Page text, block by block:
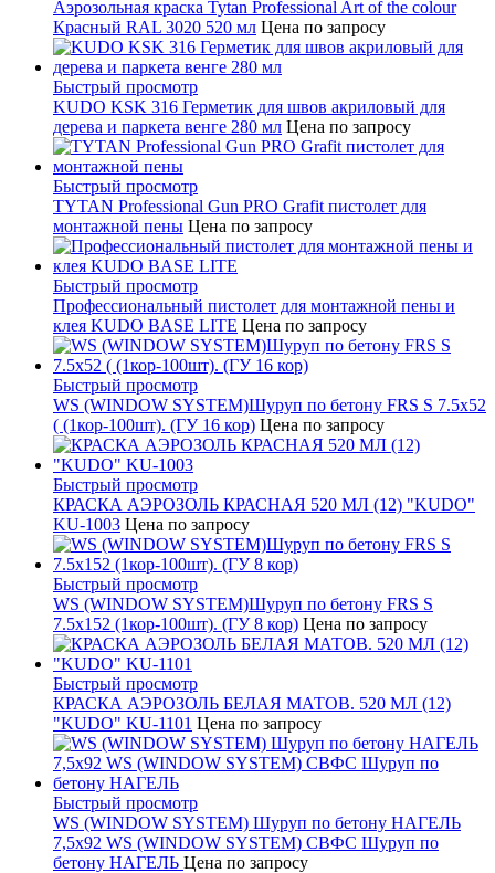
Аэрозольная краска Tytan Professional Art of the colour
Красный RAL 3020 520 мл Цена по запросу
Быстрый просмотр
KUDO KSK 316 Герметик для швов акриловый для
дерева и паркета венге 280 мл Цена по запросу
Быстрый просмотр
TYTAN Professional Gun PRO Grafit пистолет для
монтажной пены Цена по запросу
Быстрый просмотр
Профессиональный пистолет для монтажной пены и
клея KUDO BASE LITE Цена по запросу
Быстрый просмотр
WS (WINDOW SYSTEM)Шуруп по бетону FRS S 7.5х52
( (1кор-100шт). (ГУ 16 кор) Цена по запросу
Быстрый просмотр
КРАСКА АЭРОЗОЛЬ КРАСНАЯ 520 МЛ (12) "KUDO"
KU-1003 Цена по запросу
Быстрый просмотр
WS (WINDOW SYSTEM)Шуруп по бетону FRS S
7.5х152 (1кор-100шт). (ГУ 8 кор) Цена по запросу
Быстрый просмотр
КРАСКА АЭРОЗОЛЬ БЕЛАЯ МАТОВ. 520 МЛ (12)
"KUDO" KU-1101 Цена по запросу
Быстрый просмотр
WS (WINDOW SYSTEM) Шуруп по бетону НАГЕЛЬ
7,5х92 WS (WINDOW SYSTEM) СВФС Шуруп по
бетону НАГЕЛЬ Цена по запросу